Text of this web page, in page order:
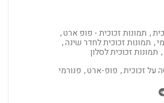
, תמונות זכוכית - פופ ארט,
, תמונות זכוכית לחדר שינה,
, תמונות זכוכית לסלון
על זכוכית, פופ-ארט, פנורמי